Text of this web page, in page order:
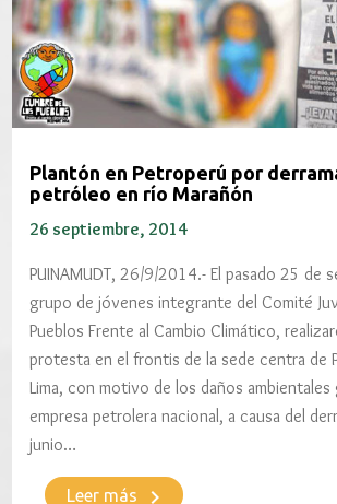
Plantón en Petroperú por
petróleo en río Marañón
26 septiembre, 2014
PUINAMUDT, 26/9/2014.- El pasado 25 de
grupo de jóvenes integrante del Comité
Pueblos Frente al Cambio Climático,
protesta en el frontis de la sede centra de
Lima, con motivo de los daños
empresa petrolera nacional, a causa del
junio…
Leer más keyboard_arrow_right